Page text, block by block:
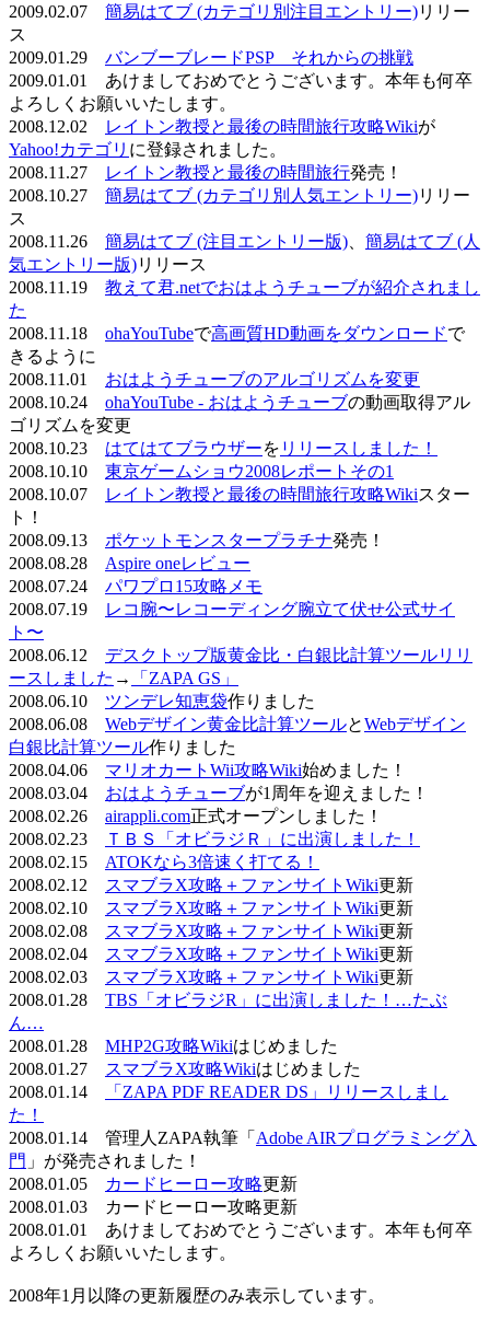
2009.02.07 簡易はてブ (カテゴリ別注目エントリー)リリー
ス
2009.01.29 バンブーブレードPSP それからの挑戦
2009.01.01 あけましておめでとうございます。本年も何卒
よろしくお願いいたします。
2008.12.02
レイトン教授と最後の時間旅行攻略Wikiが
Yahoo!カテゴリ に登録されました。
2008.11.27
レイトン教授と最後の時間旅行発売！
2008.10.27 簡易はてブ (カテゴリ別人気エントリー)リリー
ス
2008.11.26 簡易はてブ (注目エントリー版)
簡易はてブ (人
気エントリー版)リリース
2008.11.19 教えて君.netでおはようチューブが紹介されまし
た
2008.11.18 ohaYouTubeで高画質HD動画をダウンロードで
きるように
2008.11.01 おはようチューブのアルゴリズムを変更
2008.10.24 ohaYouTube - おはようチューブの動画取得アル
ゴリズムを変更
2008.10.23 はてはてブラウザーを リリースしました！
2008.10.10 東京ゲームショウ2008レポートその1
2008.10.07
レイトン教授と最後の時間旅行攻略Wikiスター
ト！
2008.09.13 ポケットモンスタープラチナ発売！
2008.08.28 Aspire oneレビュー
2008.07.24 パワプロ15攻略メモ
2008.07.19
レコ腕〜レコーディング腕立て伏せ公式サイ
ト〜
2008.06.12 デスクトップ版黄金比・白銀比計算ツールリリ
ースしました →
「ZAPA GS」
2008.06.10 ツンデレ知恵袋作りました
2008.06.08 Webデザイン黄金比計算ツールとWebデザイン
白銀比計算ツール作りました
2008.04.06 マリオカートWii攻略Wiki始めました！
2008.03.04 おはようチューブが1周年を迎えました！
2008.02.26 airappli.com正式オープンしました！
2008.02.23
ＴＢＳ「オビラジＲ」に出演しました！
2008.02.15 ATOKなら3倍速く打てる！
2008.02.12
スマブラX攻略＋ファンサイトWiki更新
2008.02.10
スマブラX攻略＋ファンサイトWiki更新
2008.02.08
スマブラX攻略＋ファンサイトWiki更新
2008.02.04
スマブラX攻略＋ファンサイトWiki更新
2008.02.03
スマブラX攻略＋ファンサイトWiki更新
2008.01.28 TBS「オビラジR」に出演しました！…たぶ
ん…
2008.01.28 MHP2G攻略Wikiはじめました
2008.01.27
スマブラX攻略Wikiはじめました
2008.01.14
「ZAPA PDF READER DS」リリースしまし
た！
2008.01.14 管理人ZAPA執筆「 Adobe AIRプログラミング入
門 」が発売されました！
2008.01.05
カードヒーロー攻略更新
2008.01.03 カードヒーロー攻略更新
2008.01.01 あけましておめでとうございます。本年も何卒
よろしくお願いいたします。
2008年1月以降の更新履歴のみ表示しています。